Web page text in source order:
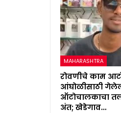
MAHARASHTRA
रोवणीचे काम
आंघोळीसाठी
ऑटोचालकाचा
अंत; खेडेगाव…